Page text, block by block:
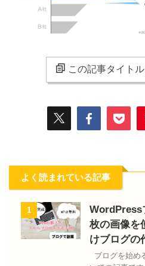
この記事タイト
よく読まれている記事
1
WordPress
枚の画像を
けブログの
ブログを始め